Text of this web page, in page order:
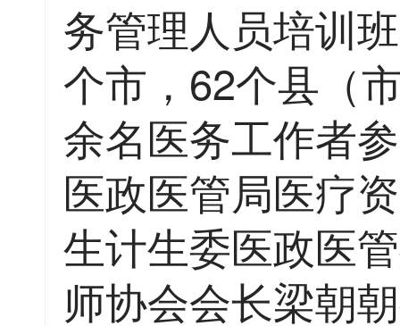
务管理人员培训
个市，62个县（
余名医务工作者
医政医管局医疗
生计生委医政医
师协会会长梁朝